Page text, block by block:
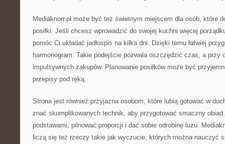
Mediaknorr.pl może być też świetnym miejscem dla osób, które
posiłki. Jeśli chcesz wprowadzić do swojej kuchni więcej
pomóc Ci układać jadłospis na kilka dni. Dzięki temu łatwiej
harmonogram. Takie podejście pozwala oszczędzić czas, a przy
impulsywnych zakupów. Planowanie posiłków może być
przepisy pod ręką.
Strona jest również przyjazna osobom, które lubią gotować w
znać skomplikowanych technik, aby przygotować smaczny
podstawami, pilnować proporcji i dać sobie odrobinę luzu.
liczą się też rzeczy takie jak wyczucie, których można nauczyć